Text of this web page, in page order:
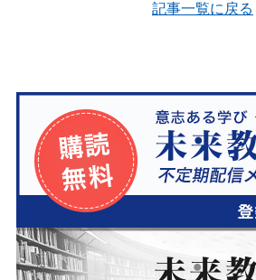
a
s
s
o
o
記事一覧に戻る